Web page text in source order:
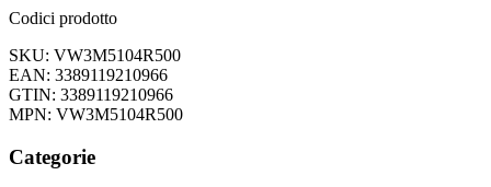
Codici prodotto
SKU: VW3M5104R500
EAN: 3389119210966
GTIN: 3389119210966
MPN: VW3M5104R500
Categorie